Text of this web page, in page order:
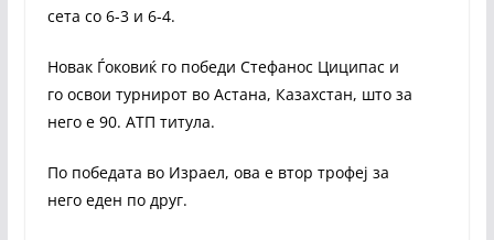
сета со 6-3 и 6-4.
Новак Ѓоковиќ го победи Стефанос Циципас и
го освои турнирот во Астана, Казахстан, што за
него е 90. АТП титула.
По победата во Израел, ова е втор трофеј за
него еден по друг.